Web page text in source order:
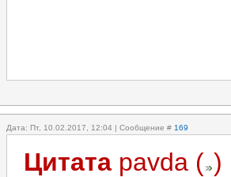
Дата: Пт, 10.02.2017, 12:04 | Сообщение # 169
Цитата pavda ( )